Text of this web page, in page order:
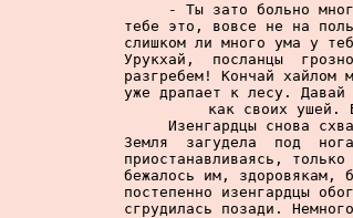
- Ты зато больно
тебе это, вовсе не на
слишком ли много ума у
Урукхай,  посланцы
разгребем! Кончай хайлом
уже драпает к лесу.
как своих ушей.
Изенгардцы снова
Земля  загудела  под
приостанавливаясь,
бежалось им,
постепенно изенгардцы
сгрудилась позади.